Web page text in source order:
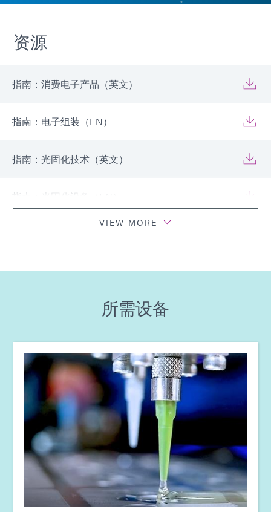
资源
指南：消费电子产品（英文）
指南：电子组装（EN）
指南：光固化技术（英文）
指南：光固化设备（EN）
Guide: Electronics Assembly (Europe|DE)
Guide: Electronics Assembly (Europe|FR)
指南：电子组装（欧洲|EN）
指南：智能互联设备（欧洲|法国）
指南：光固化设备（欧洲|EN）
指南：点胶设备（欧洲|EN）
指南：光固化设备（亚洲|EN）
VIEW MORE
所需设备